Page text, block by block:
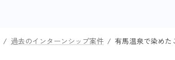
過去のインターンシップ案件 有馬温泉で染めた